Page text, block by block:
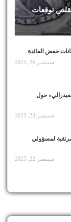
توقعات
خفض الفائدة
سبتمبر 26, 2025
حول
سبتمبر 23, 2025
لمسؤولي
سبتمبر 22, 2025